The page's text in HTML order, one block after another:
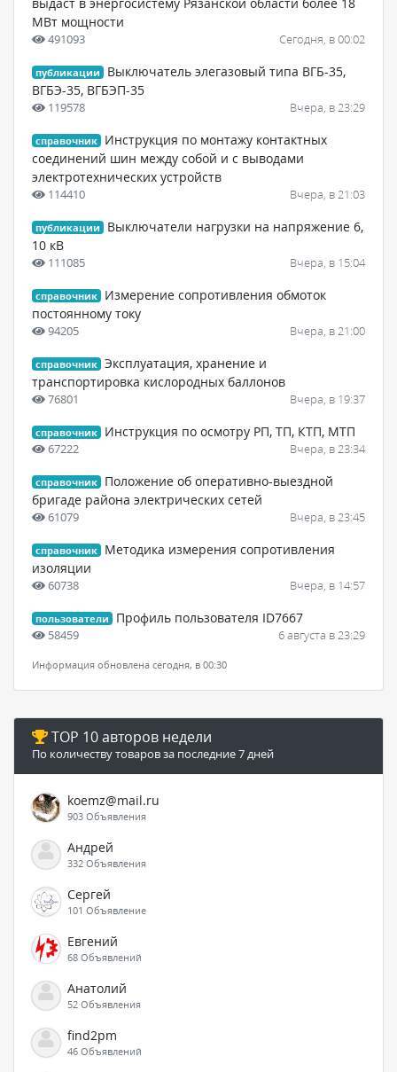
МВт мощности
491093 Сегодня, в 00:02
публикации
Выключатель элегазовый типа ВГБ-35,
ВГБЭ-35, ВГБЭП-35
119578 Вчера, в 23:29
справочник
Инструкция по монтажу контактных
соединений шин между собой и с выводами
электротехнических устройств
114410 Вчера, в 21:03
публикации
Выключатели нагрузки на напряжение 6,
10 кВ
111085 Вчера, в 15:04
справочник
Измерение сопротивления обмоток
постоянному току
94205 Вчера, в 21:00
справочник Эксплуатация, хранение и
транспортировка кислородных баллонов
76801 Вчера, в 19:37
справочник Инструкция по осмотру РП, ТП, КТП, МТП
67222 Вчера, в 23:34
справочник
Положение об оперативно-выездной
бригаде района электрических сетей
61079 Вчера, в 23:45
справочник
Методика измерения сопротивления
изоляции
60738 Вчера, в 14:57
пользователи Профиль пользователя ID7667
58459 6 августа в 23:29
Информация обновлена сегодня, в 00:30
TOP 10 авторов недели
По количеству товаров за последние 7 дней
koemz@mail.ru
903 Объявления
Андрей
332 Объявления
Сергей
101 Объявление
Евгений
68 Объявлений
Анатолий
52 Объявления
find2pm
46 Объявлений